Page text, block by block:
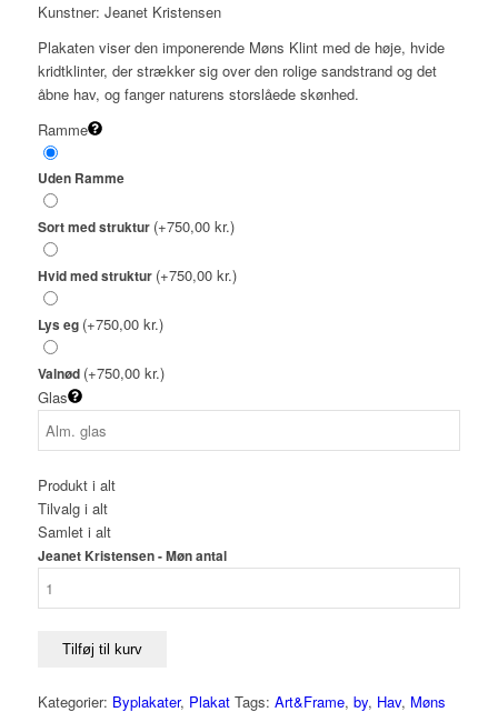
Kunstner: Jeanet Kristensen
Plakaten viser den imponerende Møns Klint med de høje, hvide
kridtklinter, der strækker sig over den rolige sandstrand og det
åbne hav, og fanger naturens storslåede skønhed.
Ramme
Uden Ramme
Sort med struktur (+750,00 kr.)
Hvid med struktur (+750,00 kr.)
Lys eg (+750,00 kr.)
Valnød (+750,00 kr.)
Glas
Produkt i alt
Tilvalg i alt
Samlet i alt
Jeanet Kristensen - Møn antal
Tilføj til kurv
Kategorier: Byplakater, Plakat Tags: Art&Frame, by, Hav, Møns